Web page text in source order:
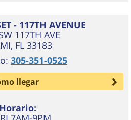
- 117TH AVENUE
117TH AVE
, FL 33183
305-351-0525
llegar
Horario: